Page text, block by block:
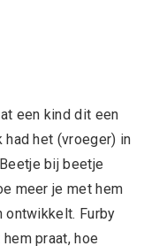
een kind dit een
het (vroeger) in
bij beetje
meer je met hem
ontwikkelt. Furby
praat, hoe